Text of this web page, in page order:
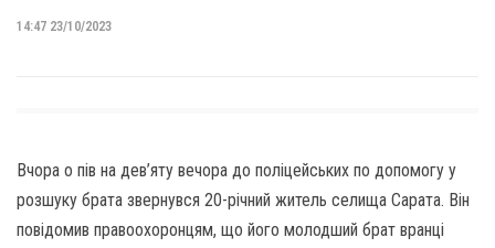
14:47 23/10/2023
Вчора о пів на дев’яту вечора до поліцейських по допомогу у
розшуку брата звернувся 20-річний житель селища Сарата. Він
повідомив правоохоронцям, що його молодший брат вранці